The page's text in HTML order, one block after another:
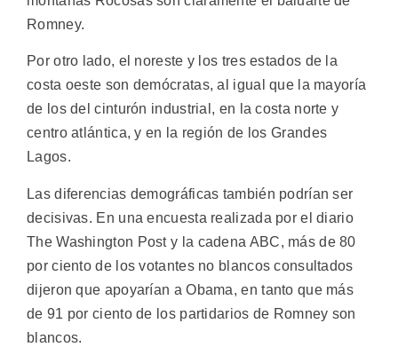
Romney.
Por otro lado, el noreste y los tres estados de la
costa oeste son demócratas, al igual que la mayoría
de los del cinturón industrial, en la costa norte y
centro atlántica, y en la región de los Grandes
Lagos.
Las diferencias demográficas también podrían ser
decisivas. En una encuesta realizada por el diario
The Washington Post y la cadena ABC, más de 80
por ciento de los votantes no blancos consultados
dijeron que apoyarían a Obama, en tanto que más
de 91 por ciento de los partidarios de Romney son
blancos.